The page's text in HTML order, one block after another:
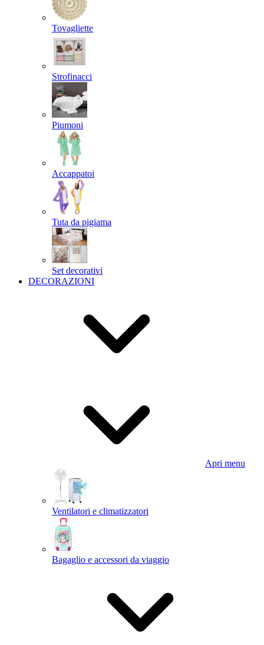
Tovagliette
Strofinacci
Piumoni
Accappatoi
Tuta da pigiama
Set decorativi
DECORAZIONI
Apri menu
Ventilatori e climatizzatori
Bagaglio e accessori da viaggio